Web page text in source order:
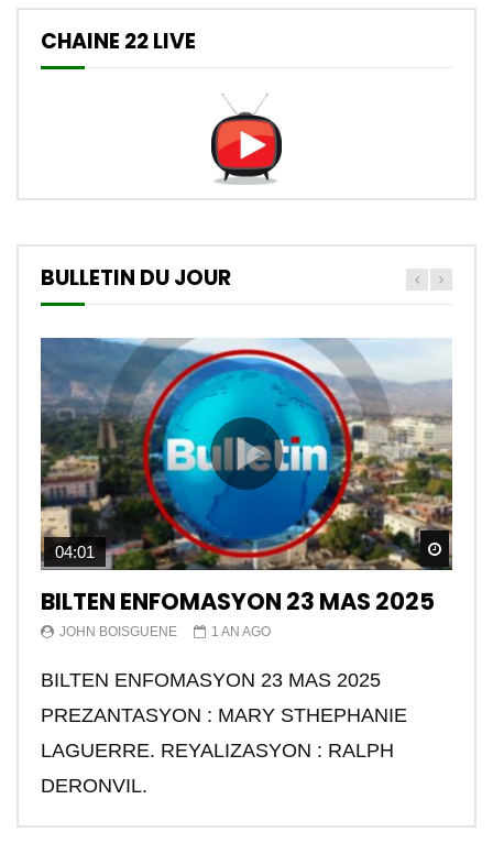
CHAINE 22 LIVE
BULLETIN DU JOUR
04:01
BILTEN ENFOMASYON 23 MAS 2025
JOHN BOISGUENE 1 AN AGO
BILTEN ENFOMASYON 23 MAS 2025
PREZANTASYON : MARY STHEPHANIE
LAGUERRE. REYALIZASYON : RALPH
DERONVIL.